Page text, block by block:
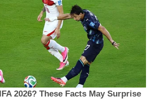
2026? These Facts May Surprise